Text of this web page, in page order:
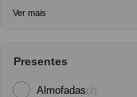
Ver mais
Presentes
Almofadas(2)